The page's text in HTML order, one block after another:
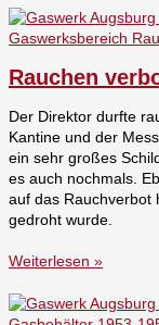
Rauchen
Der Direktor durfte
Kantine und der
ein sehr großes
es auch nochmals.
auf das Rauchverbot
gedroht wurde.
Weiterlesen »